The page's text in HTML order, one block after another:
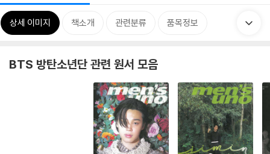
상세 이미지 책소개 관련분류 품목정보
BTS 방탄소년단 관련 원서 모음